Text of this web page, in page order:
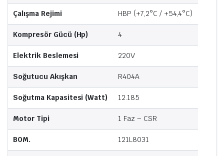
Çalışma Rejimi HBP (+7,2°C / +54,4°C)
Kompresör Gücü (Hp) 4
Elektrik Beslemesi 220V
Soğutucu Akışkan R404A
Soğutma Kapasitesi (Watt) 12.185
Motor Tipi 1 Faz – CSR
BOM. 121L8031